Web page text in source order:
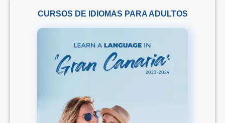
CURSOS DE IDIOMAS PARA ADULTOS